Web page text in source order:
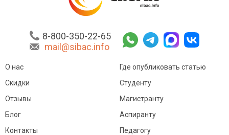
8-800-350-22-65
mail@sibac.info
О нас
Скидки
Отзывы
Блог
Контакты
Где опубликовать статью
Студенту
Магистранту
Аспиранту
Педагогу